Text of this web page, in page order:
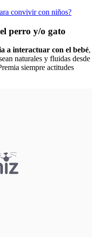
convivir con niños?
perro y/o gato
a interactuar con el bebé,
naturales y fluidas desde
siempre actitudes